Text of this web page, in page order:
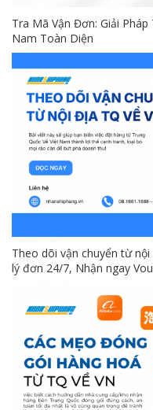
Tra Mã Vận Đơn: Giải
Nam Toàn Diện
Theo dõi vận chuyển từ
lý đơn 24/7, Nhận ngay